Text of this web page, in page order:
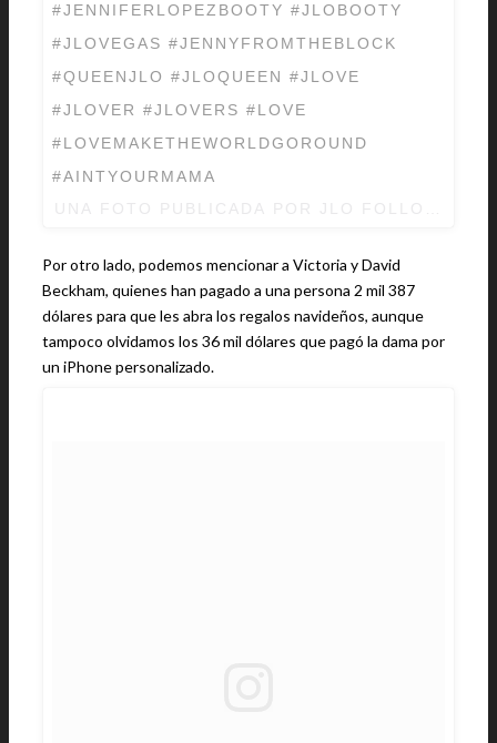
#JENNIFERLOPEZBOOTY #JLOBOOTY
#JLOVEGAS #JENNYFROMTHEBLOCK
#QUEENJLO #JLOQUEEN #JLOVE
#JLOVER #JLOVERS #LOVE
#LOVEMAKETHEWORLDGOROUND
#AINTYOURMAMA
Por otro lado, podemos mencionar a Victoria y David
Beckham, quienes han pagado a una persona 2 mil 387
dólares para que les abra los regalos navideños, aunque
tampoco olvidamos los 36 mil dólares que pagó la dama por
un iPhone personalizado.